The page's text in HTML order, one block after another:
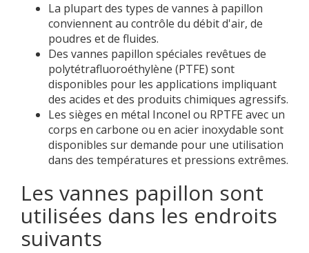
La plupart des types de vannes à papillon
conviennent au contrôle du débit d'air, de
poudres et de fluides.
Des vannes papillon spéciales revêtues de
polytétrafluoroéthylène (PTFE) sont
disponibles pour les applications impliquant
des acides et des produits chimiques agressifs.
Les sièges en métal Inconel ou RPTFE avec un
corps en carbone ou en acier inoxydable sont
disponibles sur demande pour une utilisation
dans des températures et pressions extrêmes.
Les vannes papillon sont
utilisées dans les endroits
suivants